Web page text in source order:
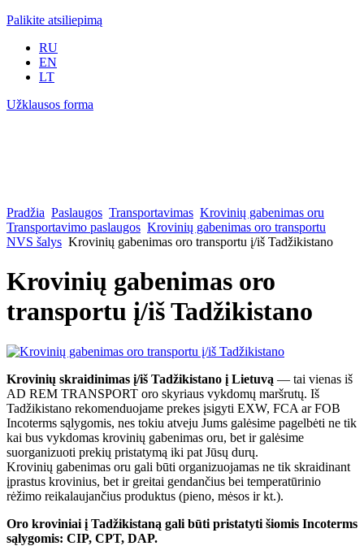
Palikite atsiliepimą
RU
EN
LT
Užklausos forma
Pradžia Paslaugos Transportavimas Krovinių gabenimas oru
Transportavimo paslaugos Krovinių gabenimas oro transportu
NVS šalys Krovinių gabenimas oro transportu į/iš Tadžikistano
Krovinių gabenimas oro
transportu į/iš Tadžikistano
Krovinių skraidinimas į/iš Tadžikistano į Lietuvą — tai vienas iš
AD REM TRANSPORT oro skyriaus vykdomų maršrutų. Iš
Tadžikistano rekomenduojame prekes įsigyti EXW, FCA ar FOB
Incoterms sąlygomis, nes tokiu atveju Jums galėsime pagelbėti ne tik
kai bus vykdomas krovinių gabenimas oru, bet ir galėsime
suorganizuoti prekių pristatymą iki pat Jūsų durų.
Krovinių gabenimas oru gali būti organizuojamas ne tik skraidinant
įprastus krovinius, bet ir greitai gendančius bei temperatūrinio
rėžimo reikalaujančius produktus (pieno, mėsos ir kt.).
Oro kroviniai į Tadžikistaną gali būti pristatyti šiomis Incoterms
sąlygomis: CIP, CPT, DAP.